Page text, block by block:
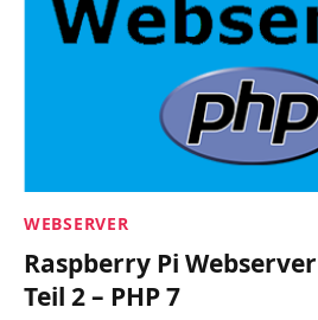
WEBSERVER
Raspberry Pi
Teil 2 – PHP 7